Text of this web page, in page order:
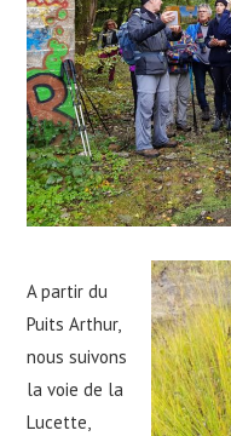
A partir du
Puits Arthur,
nous suivons
la voie de la
Lucette,